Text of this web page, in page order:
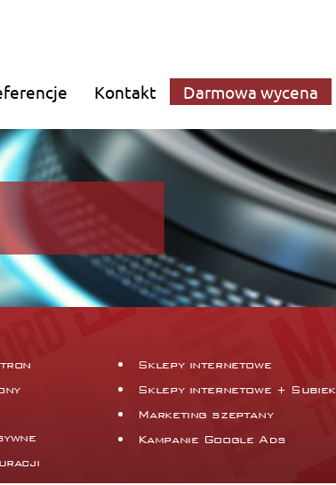
Kontakt Darmowa wycena
Sklepy internetowe
Sklepy internetowe +
Marketing szeptany
Kampanie Google Ads